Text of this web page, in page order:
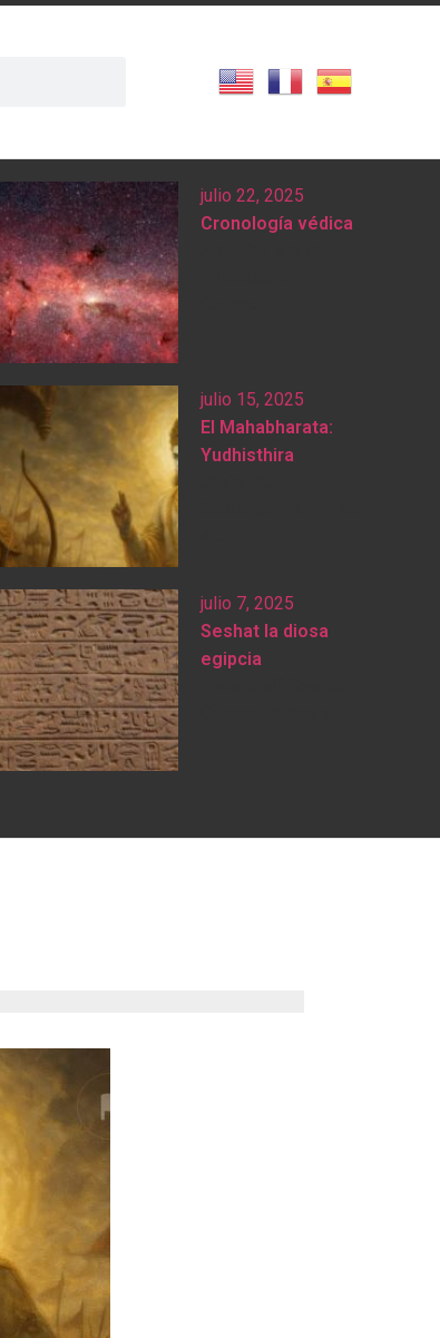
julio 22, 2025
Cronología védica
julio 15, 2025
El Mahabharata:
Yudhisthira
julio 7, 2025
Seshat la diosa
egipcia